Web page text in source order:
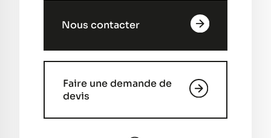
Nous contacter
Faire une demande de
devis